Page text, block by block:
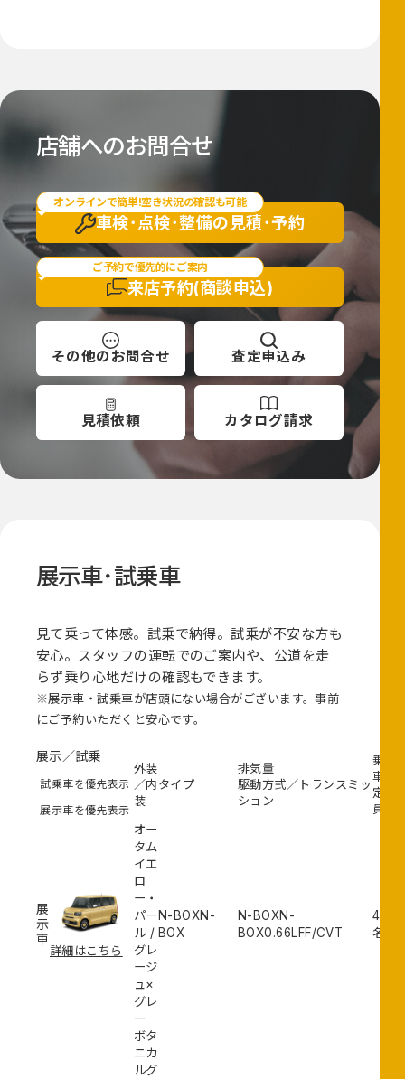
店舗へのお問合せ
オンラインで簡単!空き状況の確認も可能
車検･点検･整備の 見積･予約
ご予約で優先的にご案内
来店予約(商談申込)
その他の お問合せ 査定申込み
見積依頼 カタログ請求
展示車･試乗車
見て乗って体感。試乗で納得。試乗が不安な方も
安心。スタッフの運転でのご案内や、公道を走
らず乗り心地だけの確認もできます。
※展示車・試乗車が店頭にない場合がございます。事前
にご予約いただくと安心です。
展示／試乗
試乗車を優先表示
展示車を優先表示
外装
／内
装
タイプ
排気量
駆動方式／トランスミッ
ション
乗
車
定
員
展
示
車
詳細はこちら
オー
タム
イエ
ロ
ー・
パー
ル/
グレ
ージ
ュ×
グレ
ー
N-BOXN-
BOX
N-BOXN-
BOX0.66LFF/CVT
4
名
ボタ
ニカ
ルグ